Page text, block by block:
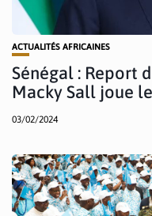
ACTUALITÉS AFRICAINES
Sénégal : Report
Macky Sall joue
03/02/2024